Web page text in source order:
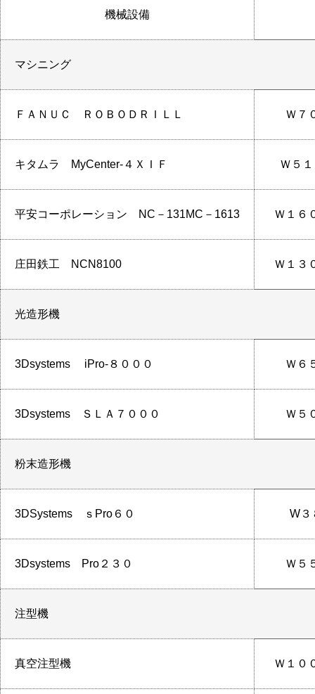
機械設備
マシニング
ＦＡＮＵＣ ＲＯＢＯＤＲＩＬＬ Ｗ７
キタムラ MyCenter-４ＸＩＦ Ｗ５
平安コーポレーション NC－131MC－1613 Ｗ１６
庄田鉄工 NCN8100 Ｗ１３
光造形機
3Dsystems iPro-８０００ Ｗ６
3Dsystems ＳＬＡ７０００ Ｗ５
粉末造形機
3DSystems ｓPro６０ W３
3Dsystems Pro２３０ Ｗ５
注型機
真空注型機 Ｗ１０